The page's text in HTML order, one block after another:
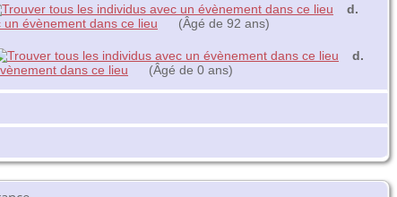
d.
(Âgé de 92 ans)
d.
(Âgé de 0 ans)